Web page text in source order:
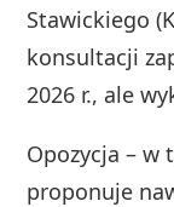
Stawickiego
konsultacji
2026 r., ale
Opozycja – w
proponuje